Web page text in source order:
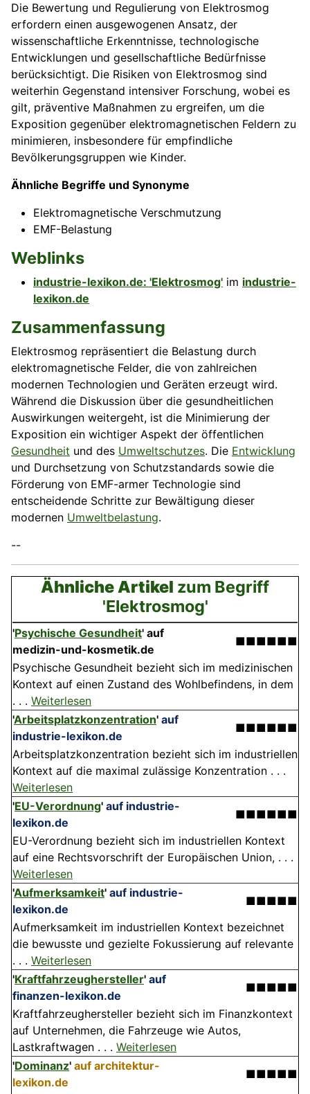
Die Bewertung und Regulierung von Elektrosmog
erfordern einen ausgewogenen Ansatz, der
wissenschaftliche Erkenntnisse, technologische
Entwicklungen und gesellschaftliche Bedürfnisse
berücksichtigt. Die Risiken von Elektrosmog sind
weiterhin Gegenstand intensiver Forschung, wobei es
gilt, präventive Maßnahmen zu ergreifen, um die
Exposition gegenüber elektromagnetischen Feldern zu
minimieren, insbesondere für empfindliche
Bevölkerungsgruppen wie Kinder.
Ähnliche Begriffe und Synonyme
Elektromagnetische Verschmutzung
EMF-Belastung
Weblinks
industrie-lexikon.de: 'Elektrosmog' im industrie-
lexikon.de
Zusammenfassung
Elektrosmog repräsentiert die Belastung durch
elektromagnetische Felder, die von zahlreichen
modernen Technologien und Geräten erzeugt wird.
Während die Diskussion über die gesundheitlichen
Auswirkungen weitergeht, ist die Minimierung der
Exposition ein wichtiger Aspekt der öffentlichen
Gesundheit und des Umweltschutzes. Die Entwicklung
und Durchsetzung von Schutzstandards sowie die
Förderung von EMF-armer Technologie sind
entscheidende Schritte zur Bewältigung dieser
modernen Umweltbelastung.
--
Ähnliche Artikel zum Begriff
'Elektrosmog'
'Psychische Gesundheit' auf
medizin-und-kosmetik.de
■■■■■■
Psychische Gesundheit bezieht sich im medizinischen
Kontext auf einen Zustand des Wohlbefindens, in dem
. . . Weiterlesen
'Arbeitsplatzkonzentration' auf
industrie-lexikon.de
■■■■■■
Arbeitsplatzkonzentration bezieht sich im industriellen
Kontext auf die maximal zulässige Konzentration . . .
Weiterlesen
'EU-Verordnung' auf industrie-
lexikon.de
■■■■■■
EU-Verordnung bezieht sich im industriellen Kontext
auf eine Rechtsvorschrift der Europäischen Union, . . .
Weiterlesen
'Aufmerksamkeit' auf industrie-
lexikon.de
■■■■■
Aufmerksamkeit im industriellen Kontext bezeichnet
die bewusste und gezielte Fokussierung auf relevante
. . . Weiterlesen
'Kraftfahrzeughersteller' auf
finanzen-lexikon.de
■■■■■
Kraftfahrzeughersteller bezieht sich im Finanzkontext
auf Unternehmen, die Fahrzeuge wie Autos,
Lastkraftwagen . . . Weiterlesen
'Dominanz' auf architektur-
lexikon.de
■■■■■